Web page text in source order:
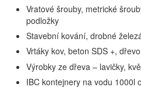
Vratové šrouby, metrické
podložky
Stavební kování, drobné
Vrtáky kov, beton SDS +, dřevo
Výrobky ze dřeva – lavičky,
IBC kontejnery na vodu 1000l